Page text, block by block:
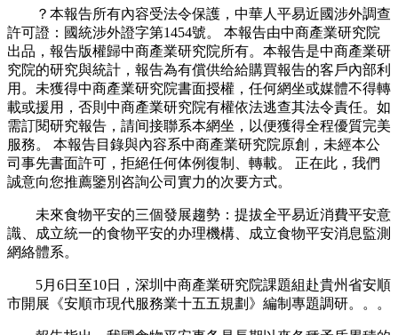
？本報告所有內容受法令保護，中華人平易近國涉外調查
許可證：國統涉外證字第1454號。 本報告由中商產業研究院
出品，報告版權歸中商產業研究院所有。本報告是中商產業研
究院的研究與統計，報告為有償供给給購買報告的客戶內部利
用。未獲得中商產業研究院書面授權，任何網坐或媒體不得轉
載或援用，否則中商產業研究院有權依法逃查其法令責任。如
需訂閱研究報告，請间接聯系本網坐，以便獲得全程優質完美
服務。 本報告目錄與內容系中商產業研究院原創，未經本公
司事先書面許可，拒絕任何体例復制、轉載。 正在此，我們
誠意向您推薦鑒別咨詢公司實力的次要方式。
未來食物平安的三個發展趨勢：提拔全平易近消費平安意
識、成立統一的食物平安的办理機構、成立食物平安消息監測
網絡體系。
5月6日至10日，深圳中商產業研究院課題組赴貴州省安順
市開展《安順市現代服務業十五五規劃》編制專題調研。。。